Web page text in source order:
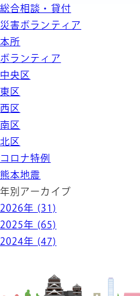
総合相談・貸付
災害ボランティア
本所
ボランティア
中央区
東区
西区
南区
北区
コロナ特例
熊本地震
年別アーカイブ
2026年(31)
2025年(65)
2024年(47)